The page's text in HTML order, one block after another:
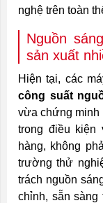
nghệ trên toàn
Nguồn
sản xuất
Hiện tại, các
công suất
vừa chứng minh
trong điều kiện
hàng, không
trường thử
trách nguồn
chỉnh, sẵn